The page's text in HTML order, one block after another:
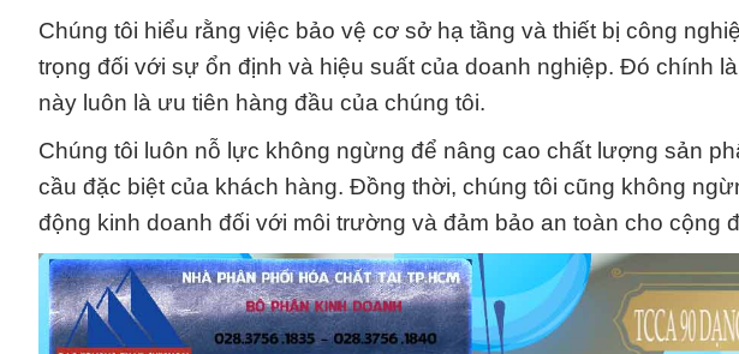
Chúng tôi hiểu rằng việc bảo vệ cơ sở hạ tầng và thiết bị công
trọng đối với sự ổn định và hiệu suất của doanh nghiệp. Đó chính
này luôn là ưu tiên hàng đầu của chúng tôi.
Chúng tôi luôn nỗ lực không ngừng để nâng cao chất lượng sản
cầu đặc biệt của khách hàng. Đồng thời, chúng tôi cũng không
động kinh doanh đối với môi trường và đảm bảo an toàn cho cộng